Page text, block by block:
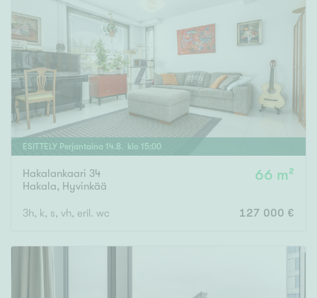
ESITTELY Perjantaina 14.8. klo 15:00
Hakalankaari 34
Hakala, Hyvinkää
66 m²
3h, k, s, vh, eril. wc 127 000 €